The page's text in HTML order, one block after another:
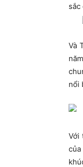
sắc
Và
nổi
Với